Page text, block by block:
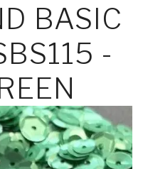
BASIC
-